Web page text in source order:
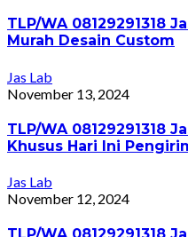
TLP/WA 08129291318
Murah Desain Custom
Jas Lab
November 13, 2024
TLP/WA 08129291318
Khusus Hari Ini
Jas Lab
November 12, 2024